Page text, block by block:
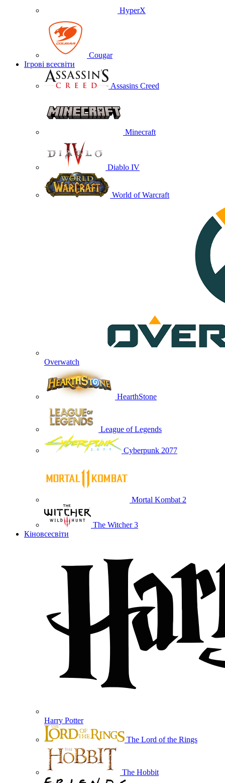
HyperX
Cougar
Ігрові всесвіти
Assasins Creed
Minecraft
Diablo IV
World of Warcraft
Overwatch
HearthStone
League of Legends
Cyberpunk 2077
Mortal Kombat 2
The Witcher 3
Кіновсесвіти
Harry Potter
The Lord of the Rings
The Hobbit